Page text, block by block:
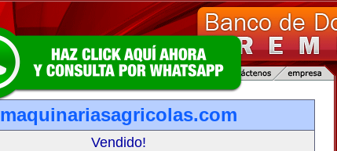
maquinariasagricolas.com
Vendido!